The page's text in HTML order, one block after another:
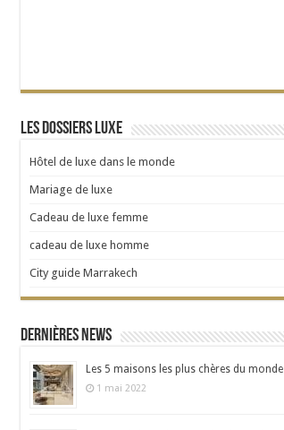
Les dossiers Luxe
Hôtel de luxe dans le monde
Mariage de luxe
Cadeau de luxe femme
cadeau de luxe homme
City guide Marrakech
Dernières news
Les 5 maisons les plus chères du monde
1 mai 2022